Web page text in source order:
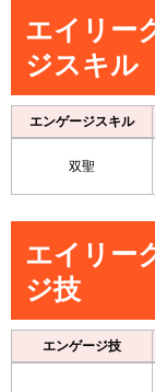
エイリー
ジスキル
エンゲージスキル
双聖
エイリー
ジ技
エンゲージ技